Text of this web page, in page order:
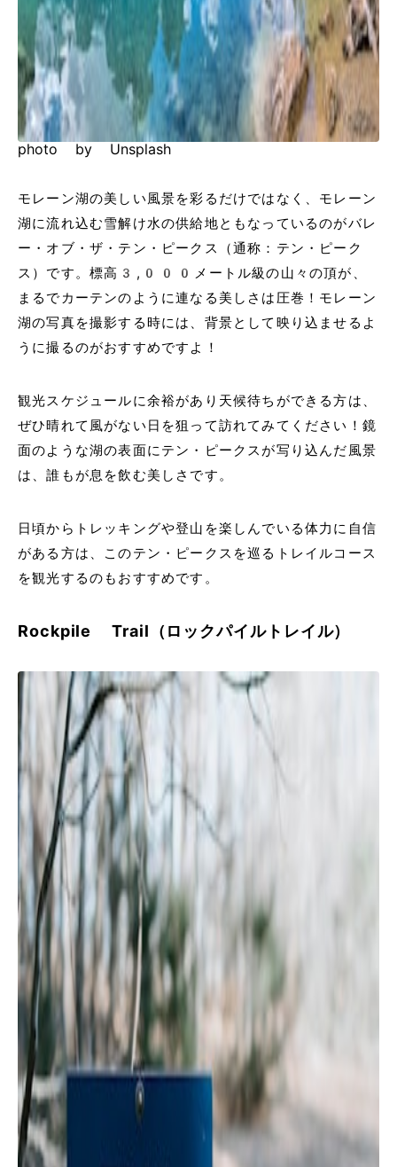
photo by Unsplash
モレーン湖の美しい風景を彩るだけではなく、モレーン
湖に流れ込む雪解け水の供給地ともなっているのがバレ
ー・オブ・ザ・テン・ピークス​​（通称：テン・ピーク
ス）です。標高3,000メートル級の山々の頂が、
まるでカーテンのように連なる美しさは圧巻！モレーン
湖の写真を撮影する時には、背景として映り込ませるよ
うに撮るのがおすすめですよ！
観光スケジュールに余裕があり天候待ちができる方は、
ぜひ晴れて風がない日を狙って訪れてみてください！鏡
面のような湖の表面にテン・ピークスが写り込んだ風景
は、誰もが息を飲む美しさです。
日頃からトレッキングや登山を楽しんでいる体力に自信
がある方は、このテン・ピークスを巡るトレイルコース
を観光するのもおすすめです。
Rockpile Trail（ロックパイルトレイル）